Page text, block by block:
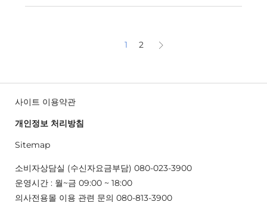
1 2
사이트 이용약관
개인정보 처리방침
Sitemap
소비자상담실 (수신자요금부담) 080-023-3900
운영시간 : 월~금 09:00 ~ 18:00
의사전용몰 이용 관련 문의 080-813-3900